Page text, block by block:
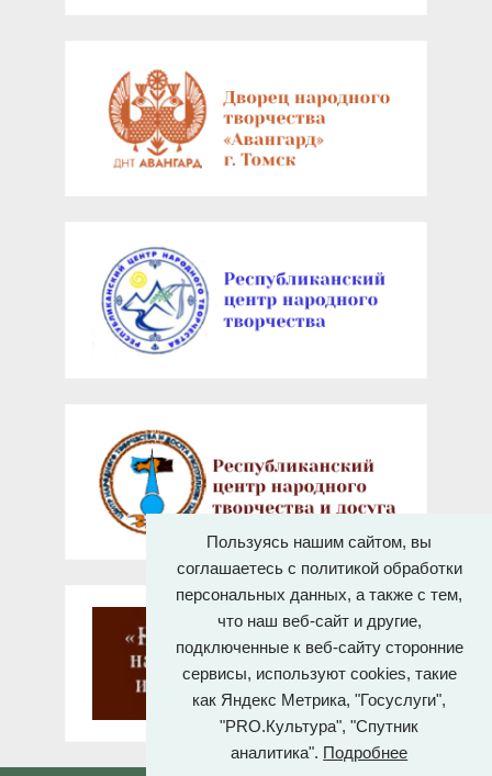
Пользуясь нашим сайтом, вы
соглашаетесь с политикой обработки
персональных данных, а также с тем,
что наш веб-сайт и другие,
подключенные к веб-сайту сторонние
сервисы, используют cookies, такие
как Яндекс Метрика, "Госуслуги",
"PRO.Культура", "Спутник
аналитика". Подробнее